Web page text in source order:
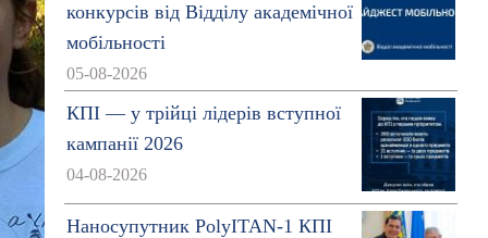
конкурсів від Відділу академічної
мобільності
05-08-2026
КПІ — у трійці лідерів вступної
кампанії 2026
04-08-2026
Наносупутник PolyITAN-1 КПІ